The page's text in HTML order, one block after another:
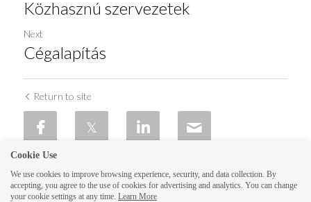
Közhasznú szervezetek
Next
Cégalapítás
Return to site
Cookie Use
We use cookies to improve browsing experience, security, and data collection. By
accepting, you agree to the use of cookies for advertising and analytics. You can change
your cookie settings at any time. Learn More